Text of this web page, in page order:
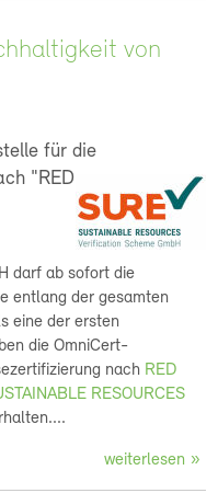
von
für die
"RED
darf ab sofort die
entlang der gesamten
eine der ersten
die OmniCert-
nach RED
RESOURCES
weiterlesen